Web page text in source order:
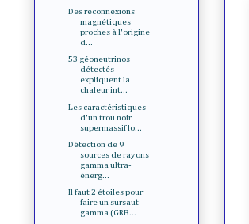
Des reconnexions
magnétiques
proches à l'origine
d...
53 géoneutrinos
détectés
expliquent la
chaleur int...
Les caractéristiques
d'un trou noir
supermassif lo...
Détection de 9
sources de rayons
gamma ultra-
énerg...
Il faut 2 étoiles pour
faire un sursaut
gamma (GRB...